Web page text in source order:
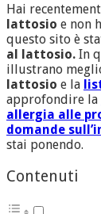
Hai
lattosio e non
questo sito è
al lattosio. In
illustrano
lattosio e la
approfondire la
allergia alle
domande
stai ponendo.
Contenuti